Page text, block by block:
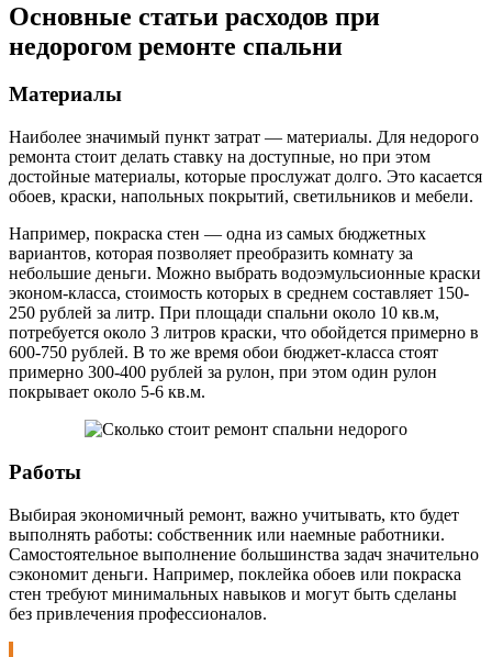
Основные статьи расходов при
недорогом ремонте спальни
Материалы
Наиболее значимый пункт затрат — материалы. Для недорого
ремонта стоит делать ставку на доступные, но при этом
достойные материалы, которые прослужат долго. Это касается
обоев, краски, напольных покрытий, светильников и мебели.
Например, покраска стен — одна из самых бюджетных
вариантов, которая позволяет преобразить комнату за
небольшие деньги. Можно выбрать водоэмульсионные краски
эконом-класса, стоимость которых в среднем составляет 150-
250 рублей за литр. При площади спальни около 10 кв.м,
потребуется около 3 литров краски, что обойдется примерно в
600-750 рублей. В то же время обои бюджет-класса стоят
примерно 300-400 рублей за рулон, при этом один рулон
покрывает около 5-6 кв.м.
Работы
Выбирая экономичный ремонт, важно учитывать, кто будет
выполнять работы: собственник или наемные работники.
Самостоятельное выполнение большинства задач значительно
сэкономит деньги. Например, поклейка обоев или покраска
стен требуют минимальных навыков и могут быть сделаны
без привлечения профессионалов.